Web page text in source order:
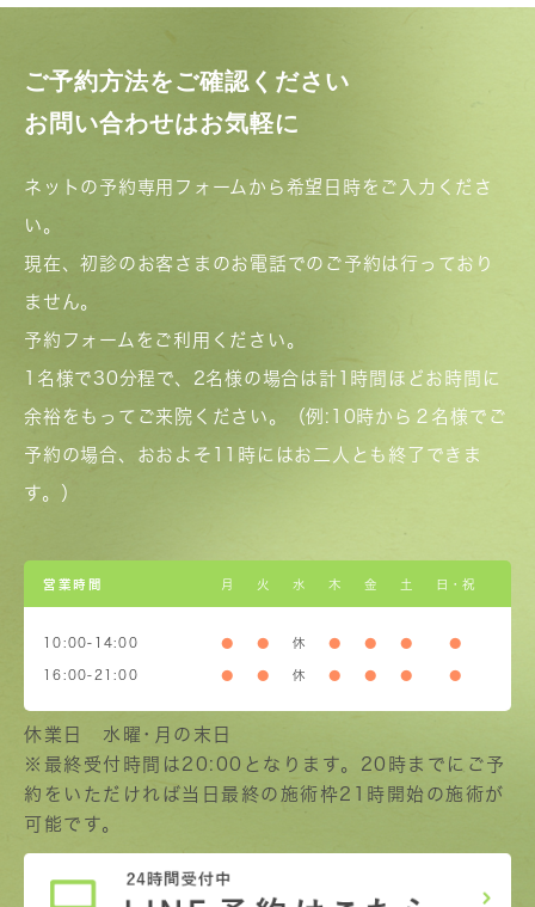
ご予約方法をご確認ください
お問い合わせはお気軽に
ネットの予約専用フォームから希望日時をご入力くださ
い。
現在、初診のお客さまのお電話でのご予約は行っており
ません。
予約フォームをご利用ください。
1名様で30分程で、2名様の場合は計1時間ほどお時間に
余裕をもってご来院ください。（例:10時から２名様でご
予約の場合、おおよそ11時にはお二人とも終了できま
す。）
営業時間 月 火 水 木 金 土 日・祝
10:00-14:00 ● ● 休 ● ● ● ●
16:00-21:00 ● ● 休 ● ● ● ●
休業日 水曜･月の末日
※最終受付時間は20:00となります。20時までにご予
約をいただければ当日最終の施術枠21時開始の施術が
可能です。